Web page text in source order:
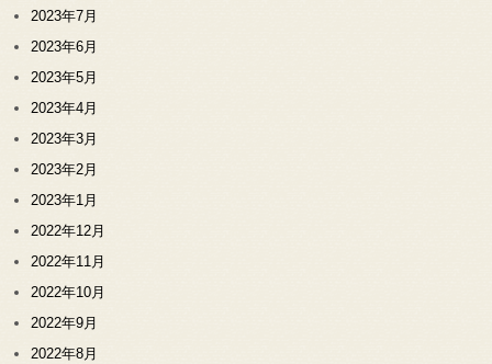
2023年7月
2023年6月
2023年5月
2023年4月
2023年3月
2023年2月
2023年1月
2022年12月
2022年11月
2022年10月
2022年9月
2022年8月